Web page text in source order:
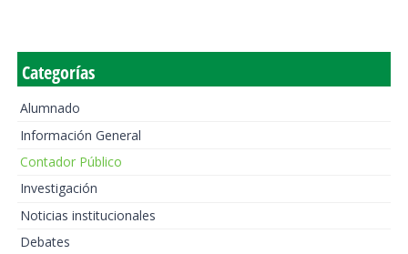
Categorías
Alumnado
Información General
Contador Público
Investigación
Noticias institucionales
Debates